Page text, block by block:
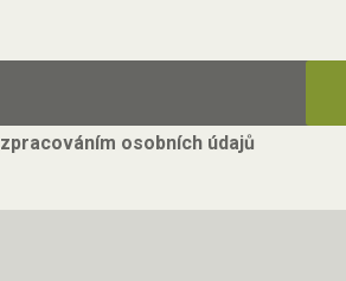
zpracováním osobních údajů